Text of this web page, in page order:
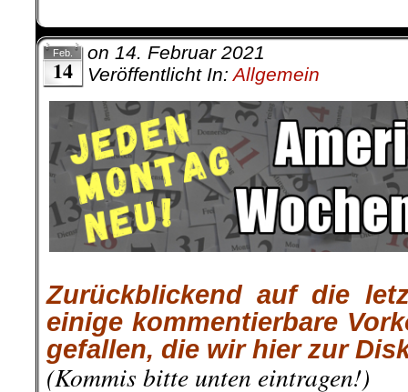
Feb.
14
on 14. Februar 2021
Veröffentlicht In:Allgemein
Zurückblickend auf die
einige kommentierbare
gefallen, die wir hier zur
(Kommis bitte unten eintragen!)